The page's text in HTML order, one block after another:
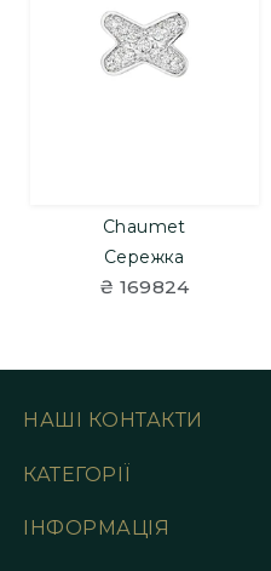
Chaumet
Сережка
₴ 169824
НАШІ КОНТАКТИ
КАТЕГОРІЇ
ІНФОРМАЦІЯ